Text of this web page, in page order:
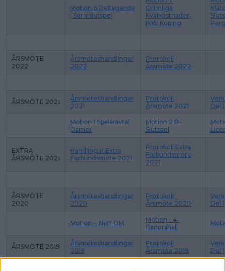
Motion 6 Deltagande
I Serieslutspel
Orimliga
Kvalkostnader,
IKW Köping
ÅRSMÖTE
2022
Årsmöteshandlingar
2022
Protokoll
Årsmöte 2022
ÅRSMÖTE 2021
Årsmöteshandlingar
2021
Protokoll
Årsmöte 2021
Del 1
Motion 1 Spelaravtal
Damer
Motion 2 B-
Slutspel
EXTRA
ÅRSMÖTE 2021
Handlingar Extra
Forbundsmöte 2021
Protokoll Extra
Förbundsmöte
2021
ÅRSMÖTE
2020
Årsmöteshandlingar
2020
Protokoll
Årsmöte 2020
Del 1
Motion - Nytt DM
Motion - 4-
Banorshall
ÅRSMÖTE 2019
Årsmöteshandlingar
2019
Protokoll
Årsmöte 2019
Del 1